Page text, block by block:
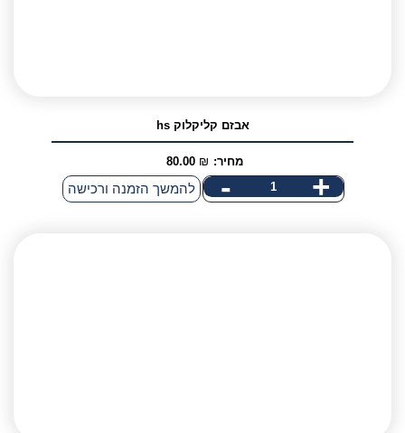
אבזם קליקלוק hs
מחיר: 80.00 ₪
+
כמות
- להמשך הזמנה ורכישה